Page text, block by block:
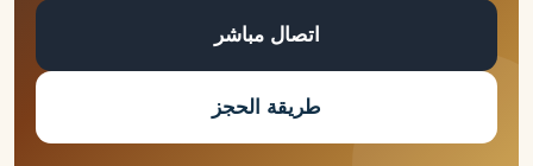
اتصال مباشر
طريقة الحجز